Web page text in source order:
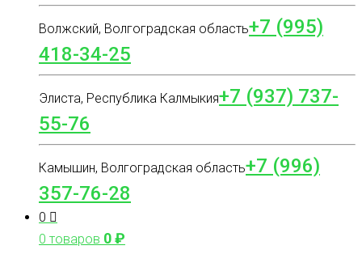
Волжский, Волгоградская область+7 (995)
418-34-25
Элиста, Республика Калмыкия+7 (937) 737-
55-76
Камышин, Волгоградская область+7 (996)
357-76-28
0
0 товаров 0₽